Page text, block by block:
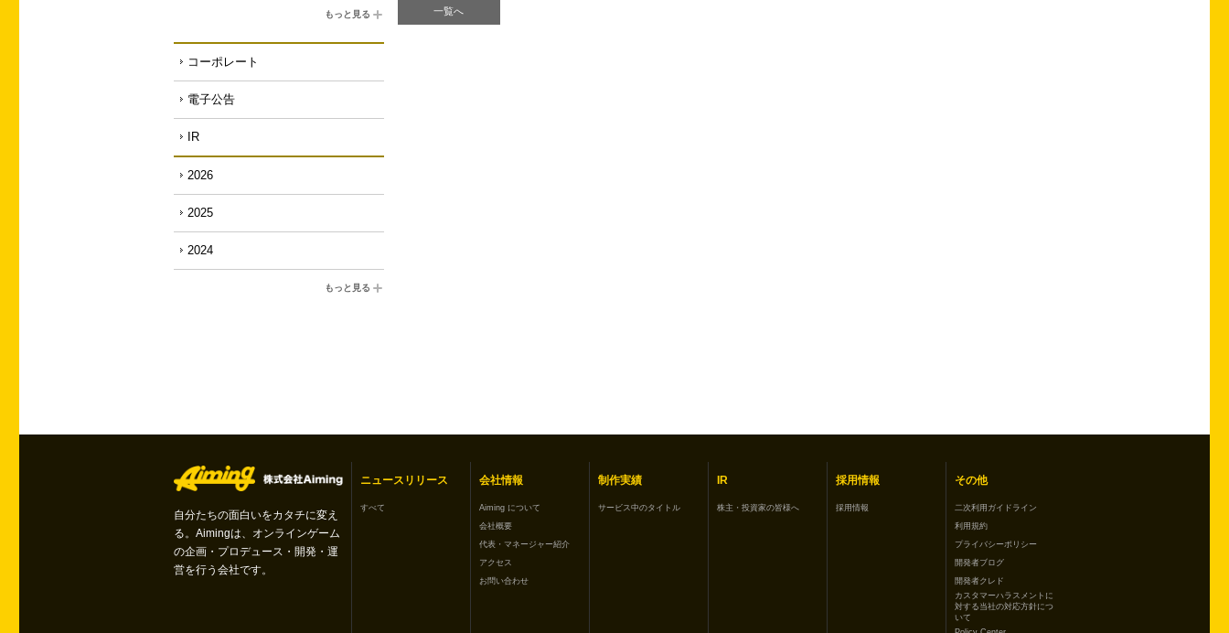
一覧へ
もっと見る
コーポレート
電子公告
IR
2026
2025
2024
もっと見る
自分たちの面白いをカタチに変え
る。Aimingは、オンラインゲーム
の企画・プロデュース・開発・運
営を行う会社です。
ニュースリリース
すべて
会社情報
Aiming について
会社概要
代表・マネージャー紹介
アクセス
お問い合わせ
制作実績
サービス中のタイトル
IR
株主・投資家の皆様へ
採用情報
採用情報
その他
二次利用ガイドライン
利用規約
プライバシーポリシー
開発者ブログ
開発者クレド
カスタマーハラスメントに
対する当社の対応方針につ
いて